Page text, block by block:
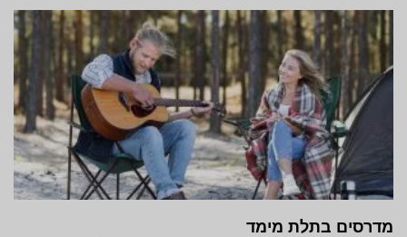
מדרסים בתלת מימד‎